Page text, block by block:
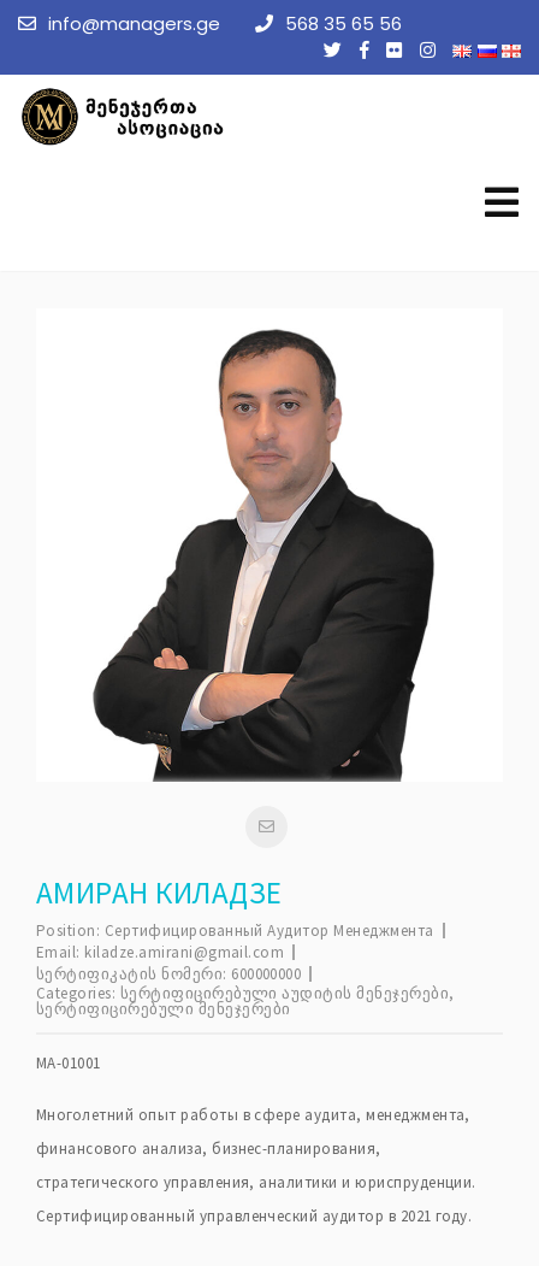
info@managers.ge 568 35 65 56
АМИРАН КИЛАДЗЕ
Position: Сертифицированный Аудитор Менеджмента
Email: kiladze.amirani@gmail.com
სერტიფიკატის ნომერი: 600000000
Categories: სერტიფიცირებული აუდიტის მენეჯერები,
სერტიფიცირებული მენეჯერები
MA-01001
Многолетний опыт работы в сфере аудита, менеджмента,
финансового анализа, бизнес-планирования,
стратегического управления, аналитики и юриспруденции.
Сертифицированный управленческий аудитор в 2021 году.